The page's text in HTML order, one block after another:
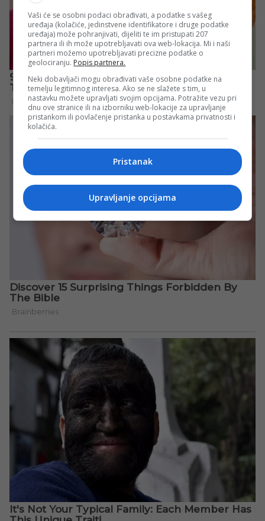
Vaši će se osobni podaci obrađivati, a podatke s vašeg
uređaja (kolačiće, jedinstvene identifikatore i druge podatke
uređaja) može pohranjivati, dijeliti te im pristupati 207
partnera ili ih može upotrebljavati ova web-lokacija. Mi i naši
partneri možemo upotrebljavati precizne podatke o
geolociranju. Popis partnera.
Neki dobavljači mogu obrađivati vaše osobne podatke na
temelju legitimnog interesa. Ako se ne slažete s tim, u
nastavku možete upravljati svojim opcijama. Potražite vezu pri
dnu ove stranice ili na izborniku web-lokacije za upravljanje
pristankom ili povlačenje pristanka u postavkama privatnosti i
kolačića.
Pristanak
Upravljanje opcijama